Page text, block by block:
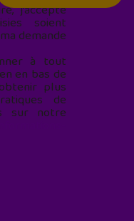
j’accepte
soient
demande
à tout
en bas de
plus
de
sur notre